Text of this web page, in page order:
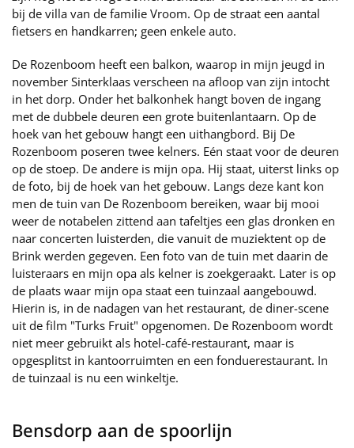
bij de villa van de familie Vroom. Op de straat een aantal
fietsers en handkarren; geen enkele auto.
De Rozenboom heeft een balkon, waarop in mijn jeugd in
november Sinterklaas verscheen na afloop van zijn intocht
in het dorp. Onder het balkonhek hangt boven de ingang
met de dubbele deuren een grote buitenlantaarn. Op de
hoek van het gebouw hangt een uithangbord. Bij De
Rozenboom poseren twee kelners. Eén staat voor de deuren
op de stoep. De andere is mijn opa. Hij staat, uiterst links op
de foto, bij de hoek van het gebouw. Langs deze kant kon
men de tuin van De Rozenboom bereiken, waar bij mooi
weer de notabelen zittend aan tafeltjes een glas dronken en
naar concerten luisterden, die vanuit de muziektent op de
Brink werden gegeven. Een foto van de tuin met daarin de
luisteraars en mijn opa als kelner is zoekgeraakt. Later is op
de plaats waar mijn opa staat een tuinzaal aangebouwd.
Hierin is, in de nadagen van het restaurant, de diner-scene
uit de film "Turks Fruit" opgenomen. De Rozenboom wordt
niet meer gebruikt als hotel-café-restaurant, maar is
opgesplitst in kantoorruimten en een fonduerestaurant. In
de tuinzaal is nu een winkeltje.
Bensdorp aan de spoorlijn